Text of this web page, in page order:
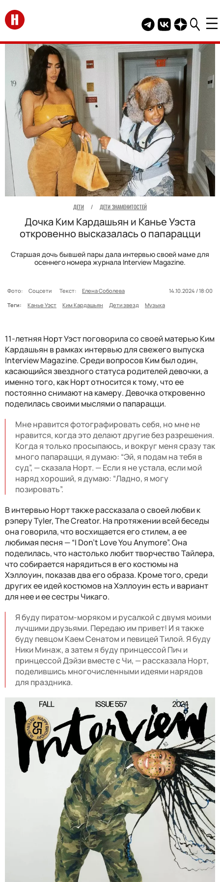
Перейти на главную
Telegram канал
Группа HELLO
Канал
ДЕТИ / ДЕТИ ЗНАМЕНИТОСТЕЙ
Дочка Ким Кардашьян и Канье Уэста
откровенно высказалась о папарацци
Старшая дочь бывшей пары дала интервью своей маме для
осеннего номера журнала Interview Magazine.
Фото: Соцсети Текст: Елена Соболева
14.10.2024 / 18:00
Теги:
Канье Уэст Ким Кардашьян Дети звезд Музыка
11-летняя Норт Уэст поговорила со своей матерью Ким
Кардашьян в рамках интервью для свежего выпуска
Interview Magazine. Среди вопросов Ким был один,
касающийся звездного статуса родителей девочки, а
именно того, как Норт относится к тому, что ее
постоянно снимают на камеру. Девочка откровенно
поделилась своими мыслями о папарацци.
Мне нравится фотографировать себя, но мне не
нравится, когда это делают другие без разрешения.
Когда я только просыпаюсь, и вокруг меня сразу так
много папарацци, я думаю: “Эй, я подам на тебя в
суд”, — сказала Норт. — Если я не устала, если мой
наряд хороший, я думаю: “Ладно, я могу
позировать”.
В интервью Норт также рассказала о своей любви к
рэперу Tyler, The Creator. На протяжении всей беседы
она говорила, что восхищается его стилем, а ее
любимая песня — “I Don't Love You Anymore”. Она
поделилась, что настолько любит творчество Тайлера,
что собирается нарядиться в его костюмы на
Хэллоуин, показав два его образа. Кроме того, среди
других ее идей костюмов на Хэллоуин есть и вариант
для нее и ее сестры Чикаго.
Я буду пиратом-моряком и русалкой с двумя моими
лучшими друзьями. Передаю им привет! И я также
буду певцом Каем Сенатом и певицей Тилой. Я буду
Ники Минаж, а затем я буду принцессой Пич и
принцессой Дэйзи вместе с Чи, — рассказала Норт,
поделившись многочисленными идеями нарядов
для праздника.